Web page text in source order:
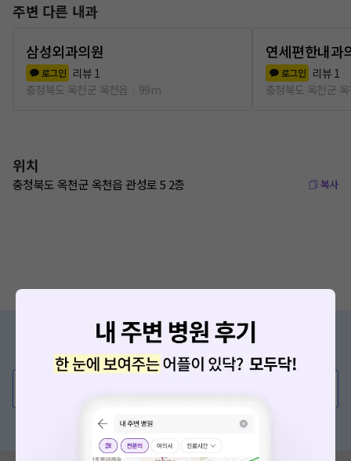
주변 다른 내과
삼성외과의원
로그인 리뷰 1
충청북도 옥천군 옥천읍
99m
연세편한내과
로그인 리뷰 1
충청북도 옥천군
위치
충청북도 옥천군 옥천읍 관성로 5 2층 복사
증상/치료, 궁금한 점이 있나요?
의사가 직접 답해드려요!
혹은, 의료상담 서비스에 다양한 게시글 보러가기